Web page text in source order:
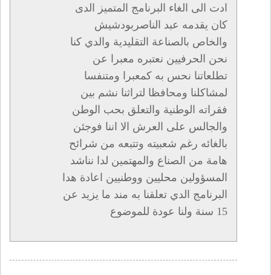
ادت الى الغاء البرنامج المتميز الدى
كان يقدمه عبد الناصربودشيش
والخاص بالصناعة التقليدية والدي كنا
نحن الحرفيين نعتبره معبرا عن
تطلعاتنا نحس به كمعبرا ومتنفسا
لمشاكلنا ومحافظا لتراثنا نشم بين
فقراته الوطنية والتعلق بحب الوطن
والجالس على العرش الا اننا فوجئن
بالغائه رغم شعبيته وتتبعه من شرائح
هامة من الصناع والمهتمين لدا نناشد
المسؤولين محليين ووطنيين اعادة هدا
البرنامج الدي تعلقنا به مند ما يزيد عن
15 سنة ولنا عودة للموضوع